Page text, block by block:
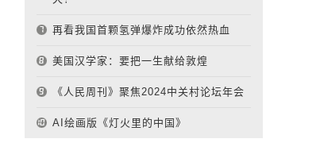
再看我国首颗氢弹爆炸成功依然热血
美国汉学家：要把一生献给敦煌
《人民周刊》聚焦2024中关村论坛年会
AI绘画版《灯火里的中国》